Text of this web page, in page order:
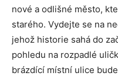
nové a odlišné město,
starého. Vydejte se na
jehož historie sahá do
pohledu na rozpadlé
brázdící místní ulice